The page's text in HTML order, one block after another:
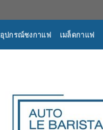
อุปกรณ์ชงกาแฟ เมล็ดกาแฟ